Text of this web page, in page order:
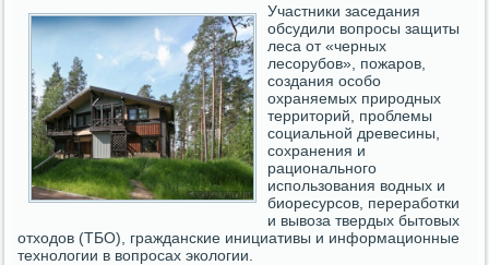
Участники заседания
обсудили вопросы защиты
леса от «черных
лесорубов», пожаров,
создания особо
охраняемых природных
территорий, проблемы
социальной древесины,
сохранения и
рационального
использования водных и
биоресурсов, переработки
и вывоза твердых бытовых
отходов (ТБО), гражданские инициативы и информационные
технологии в вопросах экологии.